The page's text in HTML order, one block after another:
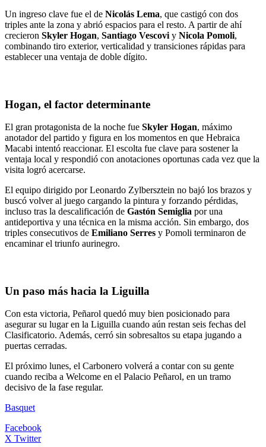
Un ingreso clave fue el de Nicolás Lema, que castigó con dos
triples ante la zona y abrió espacios para el resto. A partir de ahí
crecieron Skyler Hogan, Santiago Vescovi y Nicola Pomoli,
combinando tiro exterior, verticalidad y transiciones rápidas para
establecer una ventaja de doble dígito.
Hogan, el factor determinante
El gran protagonista de la noche fue Skyler Hogan, máximo
anotador del partido y figura en los momentos en que Hebraica
Macabi intentó reaccionar. El escolta fue clave para sostener la
ventaja local y respondió con anotaciones oportunas cada vez que la
visita logró acercarse.
El equipo dirigido por Leonardo Zylbersztein no bajó los brazos y
buscó volver al juego cargando la pintura y forzando pérdidas,
incluso tras la descalificación de Gastón Semiglia por una
antideportiva y una técnica en la misma acción. Sin embargo, dos
triples consecutivos de Emiliano Serres y Pomoli terminaron de
encaminar el triunfo aurinegro.
Un paso más hacia la Liguilla
Con esta victoria, Peñarol quedó muy bien posicionado para
asegurar su lugar en la Liguilla cuando aún restan seis fechas del
Clasificatorio. Además, cerró sin sobresaltos su etapa jugando a
puertas cerradas.
El próximo lunes, el Carbonero volverá a contar con su gente
cuando reciba a Welcome en el Palacio Peñarol, en un tramo
decisivo de la fase regular.
Basquet
Facebook
X Twitter